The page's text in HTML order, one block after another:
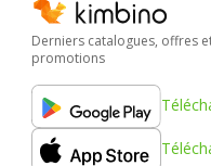
Derniers catalogues, offres
promotions